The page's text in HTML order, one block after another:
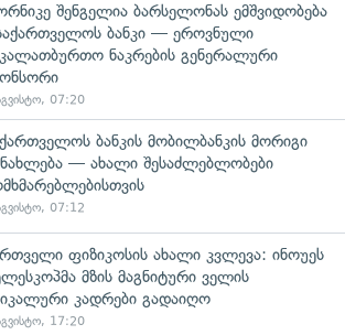
შენგელია ბარსელონას ემშვიდობება
ბანკი — ეროვნული
ნაკრების გენერალური
07:20
ბანკის მობილბანკის მორიგი
— ახალი შესაძლებლობები
07:12
ფიზიკოსის ახალი კვლევა: ინოუეს
მზის მაგნიტური ველის
კადრები გადაიღო
17:20